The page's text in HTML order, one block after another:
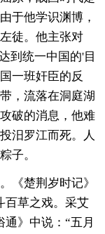
于他学识渊博，
徒。他主张对
到统一中国的'目
一班奸臣的反
，流落在洞庭湖
破的消息，他难
汨罗江而死。人
子。
《楚荆岁时记》
百草之戏。采艾
》中说：“五月